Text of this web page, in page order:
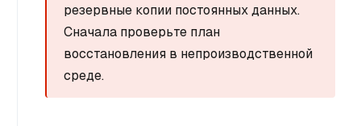
резервные копии постоянных данных.
Сначала проверьте план
восстановления в непроизводственной
среде.